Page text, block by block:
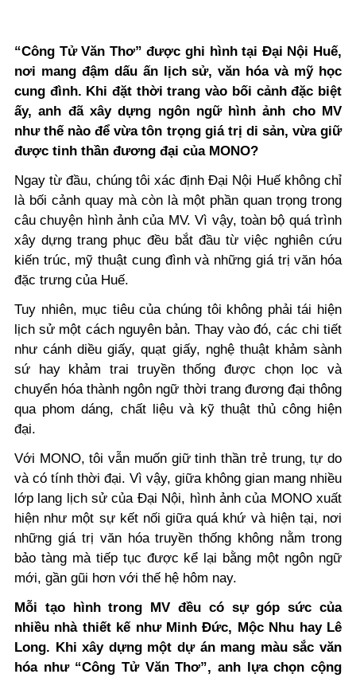
“Công Tử Văn Thơ” được ghi hình tại Đại Nội Huế,
nơi mang đậm dấu ấn lịch sử, văn hóa và mỹ học
cung đình. Khi đặt thời trang vào bối cảnh đặc biệt
ấy, anh đã xây dựng ngôn ngữ hình ảnh cho MV
như thế nào để vừa tôn trọng giá trị di sản, vừa giữ
được tinh thần đương đại của MONO?
Ngay từ đầu, chúng tôi xác định Đại Nội Huế không chỉ
là bối cảnh quay mà còn là một phần quan trọng trong
câu chuyện hình ảnh của MV. Vì vậy, toàn bộ quá trình
xây dựng trang phục đều bắt đầu từ việc nghiên cứu
kiến trúc, mỹ thuật cung đình và những giá trị văn hóa
đặc trưng của Huế.
Tuy nhiên, mục tiêu của chúng tôi không phải tái hiện
lịch sử một cách nguyên bản. Thay vào đó, các chi tiết
như cánh diều giấy, quạt giấy, nghệ thuật khảm sành
sứ hay khảm trai truyền thống được chọn lọc và
chuyển hóa thành ngôn ngữ thời trang đương đại thông
qua phom dáng, chất liệu và kỹ thuật thủ công hiện
đại.
Với MONO, tôi vẫn muốn giữ tinh thần trẻ trung, tự do
và có tính thời đại. Vì vậy, giữa không gian mang nhiều
lớp lang lịch sử của Đại Nội, hình ảnh của MONO xuất
hiện như một sự kết nối giữa quá khứ và hiện tại, nơi
những giá trị văn hóa truyền thống không nằm trong
bảo tàng mà tiếp tục được kể lại bằng một ngôn ngữ
mới, gần gũi hơn với thế hệ hôm nay.
Mỗi tạo hình trong MV đều có sự góp sức của
nhiều nhà thiết kế như Minh Đức, Mộc Nhu hay Lê
Long. Khi xây dựng một dự án mang màu sắc văn
hóa như “Công Tử Văn Thơ”, anh lựa chọn cộng